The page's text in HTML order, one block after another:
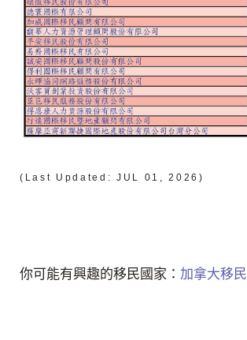
(Last Updated: JUL 01, 2026)
你可能有興趣的移民國家： 加拿大移民